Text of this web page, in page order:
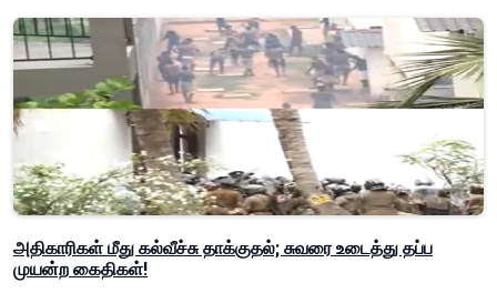
அதிகாரிகள் மீது கல்வீச்சு தாக்குதல்; சுவரை உடைத்து தப்ப
முயன்ற கைதிகள்!